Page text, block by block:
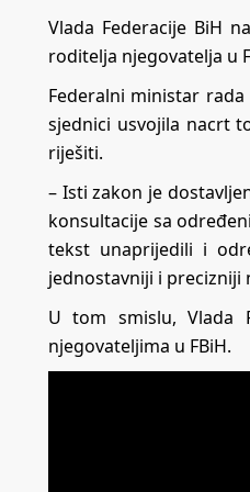
Vlada Federacije BiH
roditelja njegovatelja u
Federalni ministar
sjednici usvojila nacrt
riješiti.
– Isti zakon je
konsultacije sa
tekst unaprijedili i
jednostavniji i precizniji
U tom smislu, Vlada
njegovateljima u FBiH.